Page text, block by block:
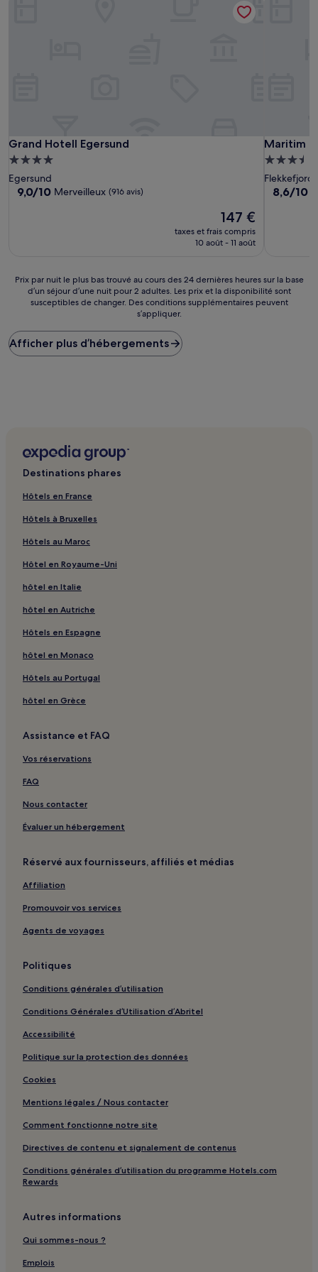
Grand Hotell Egersund
Grand Hotell Egersund
Hébergement
4.0 étoiles
Egersund
9.0
9,0/10 Merveilleux (916 avis)
Le
nouveau
prix
147 €
147 €
taxes et frais compris
10 août - 11 août
Maritim
Maritim
3.5 étoiles
Flekkefjord
8.6
8,6/10
Prix
plus
bas
trouvé
base
d’un
d’une
pour
prix
sont
changer.
Des
conditions
peuvent
Prix par nuit le plus bas trouvé au cours des 24 dernières heures sur la base
d’un séjour d’une nuit pour 2 adultes. Les prix et la disponibilité sont
susceptibles de changer. Des conditions supplémentaires peuvent
s’appliquer.
Afficher plus d’hébergements
Destinations phares
Hôtels en France
Hôtels à Bruxelles
Hôtels au Maroc
Hôtel en Royaume-Uni
hôtel en Italie
hôtel en Autriche
Hôtels en Espagne
hôtel en Monaco
Hôtels au Portugal
hôtel en Grèce
Assistance et FAQ
Vos réservations
FAQ
Nous contacter
Évaluer un hébergement
Réservé aux fournisseurs, affiliés et médias
Affiliation
Promouvoir vos services
Agents de voyages
Politiques
Conditions générales d’utilisation
Conditions Générales d’Utilisation d’Abritel
Accessibilité
Politique sur la protection des données
Cookies
Mentions légales / Nous contacter
Comment fonctionne notre site
Directives de contenu et signalement de contenus
Conditions générales d’utilisation du programme Hotels.com
Rewards
Autres informations
Qui sommes-nous ?
Emplois